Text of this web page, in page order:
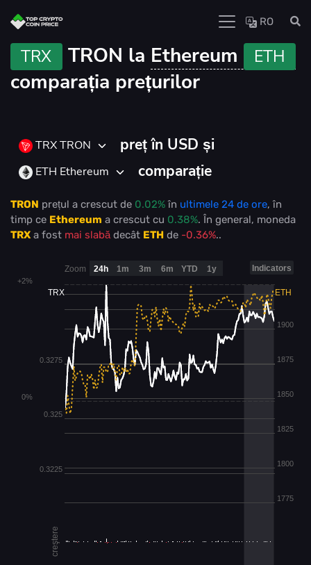
RO
TRX TRON la Ethereum ETH
comparația prețurilor
TRX TRON preț în USD și
ETH Ethereum comparație
TRON prețul a crescut de 0.02%în ultimele 24 de ore, în
timp ce Ethereum a crescut cu 0.38%. În general, moneda
TRX a fost mai slabădecât ETH de -0.36%..
Indicators
TRX
creştere
ETH
Zoom 24h 1m 3m 6m YTD 1y
0.3225
0.325
0.3275
0%
+2%
1775
1800
1825
1850
1875
1900